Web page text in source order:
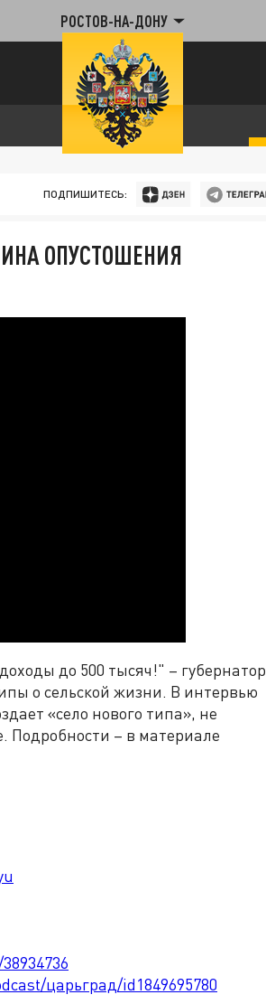
РОСТОВ-НА-ДОНУ
ПОДПИШИТЕСЬ:
ОПУСТОШЕНИЯ
до 500 тысяч!" – губернатор
о сельской жизни. В интервью
«село нового типа», не
Подробности – в материале
царьград/id1849695780